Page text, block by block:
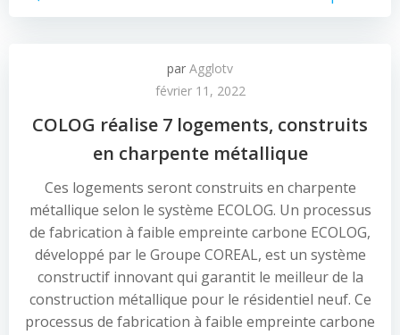
par Agglotv
février 11, 2022
COLOG réalise 7 logements, construits
en charpente métallique
Ces logements seront construits en charpente
métallique selon le système ECOLOG. Un processus
de fabrication à faible empreinte carbone ECOLOG,
développé par le Groupe COREAL, est un système
constructif innovant qui garantit le meilleur de la
construction métallique pour le résidentiel neuf. Ce
processus de fabrication à faible empreinte carbone